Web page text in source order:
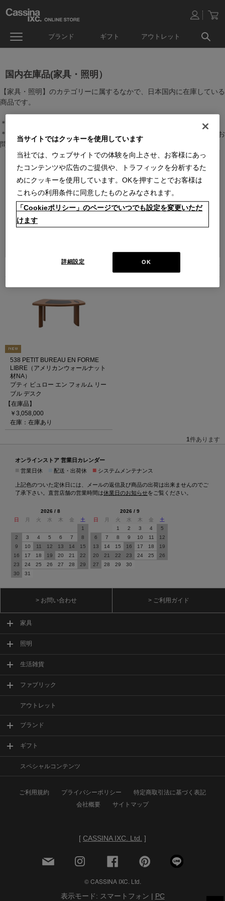
ブランド ギフト アウトレット
国内在庫品(家具・照明）
【家具・照明】のカテゴリーに属するなかで、日本国内に在庫している
商品です。
＊絞り込み機能で商品検索することができます。
＊全店舗で在庫を共有しておりますので、最新の在庫状況についてはお
問い合わせください。
538 PETIT BUREAU EN FORME
LIBRE（アメリカンウォールナット
材NA）
プティ ビュロー エン フォルム リー
ブル デスク
【在庫品】
￥3,058,000
在庫：在庫あり
1件あります
オンラインストア 営業日カレンダー
営業日休 配送・出荷休 ■ システムメンテナンス
上記色のついた定休日には、メールの返信及び商品の出荷は出来ませんのでご
了承下さい。直営店舗の営業時間は休業日のお知らせをご覧ください。
2026 / 8
日
月 火 水 木 金
土
1
2
3 4 5 6 7
8
9
10 11 12 13 14
15
16
17 18 19 20 21
22
23
24 25 26 27 28
29
30
31
2026 / 9
日
月 火 水 木 金
土
1
2 3 4
5
6
7 8 9 10 11
12
13
14 15 16 17 18
19
20
21 22 23 24 25
26
27
28 29 30
> お問い合わせ > ご利用ガイド
家具
照明
生活雑貨
ファブリック
アウトレット
ブランド
ギフト
スペシャルコンテンツ
ご利用規約 プライバシーポリシー
特定商取引法に基づく表記
会社概要
サイトマップ
[ CASSINA IXC. Ltd. ]
© CASSINA IXC. Ltd.
表示モード: スマートフォン | PC
当サイトではクッキーを使用しています
当社では、ウェブサイトでの体験を向上させ、お客様にあっ
たコンテンツや広告のご提供や、トラフィックを分析するた
めにクッキーを使用しています。OKを押すことでお客様は
これらの利用条件に同意したものとみなされます。
「Cookieポリシー」のページでいつでも設定を変更いただ
けます
OK
詳細設定